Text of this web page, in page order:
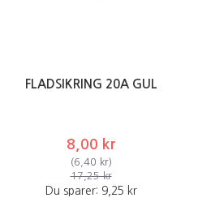
FLADSIKRING 20A GUL
8,00 kr
(6,40 kr)
17,25 kr
Du sparer: 9,25 kr